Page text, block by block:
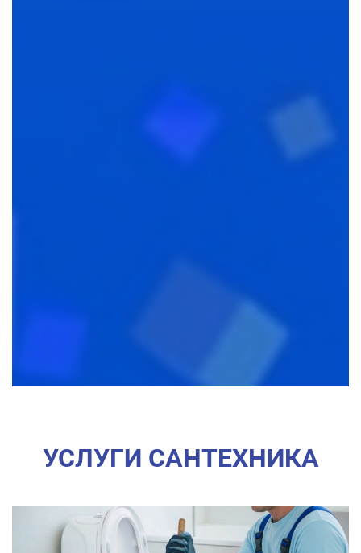
УСЛУГИ САНТЕХНИКА